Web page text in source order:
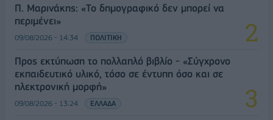
Π. Μαρινάκης: «Το δημογραφικό δεν μπορεί να
περιμένει»
09/08/2026 - 14:34 ΠΟΛΙΤΙΚΗ
Προς εκτύπωση το πολλαπλό βιβλίο - «Σύγχρονο
εκπαιδευτικό υλικό, τόσο σε έντυπη όσο και σε
ηλεκτρονική μορφή»
09/08/2026 - 13:24 ΕΛΛΑΔΑ